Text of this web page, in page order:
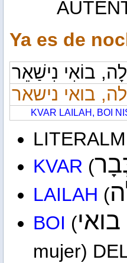
Ya es de
בוֹאִי נִישַׁאֵר
בואי נישאר
KVAR LAILAH, BOI
KVAR (
LAILAH (
BOI (בואי
mujer)